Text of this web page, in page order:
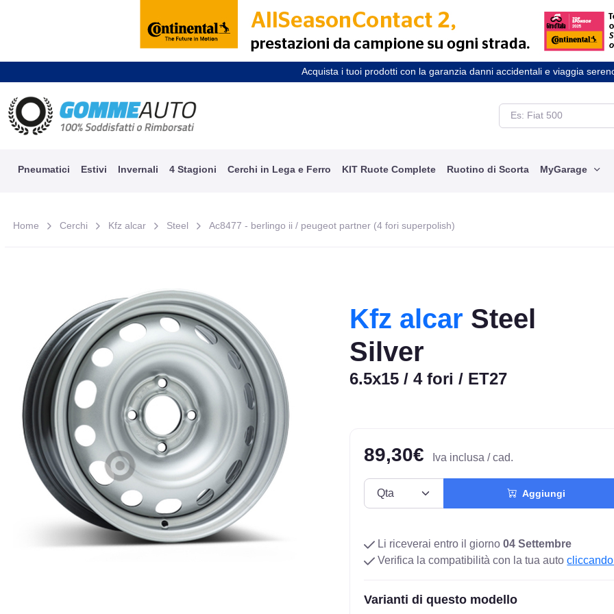
Acquista i tuoi prodotti con la garanzia danni accidentali e viaggia
Pneumatici Estivi Invernali 4 Stagioni Cerchi in Lega e Ferro KIT Ruote Complete Ruotino di Scorta MyGarage
Home Cerchi Kfz alcar Steel Ac8477 - berlingo ii / peugeot partner (4 fori superpolish)
Kfz alcar Steel
Silver
6.5x15 / 4 fori / ET27
89,30€ Iva inclusa / cad.
Aggiungi
Li riceverai entro il giorno04 Settembre
Verifica la compatibilità con la tua auto
Varianti di questo modello